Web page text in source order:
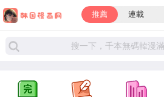
推薦 連載